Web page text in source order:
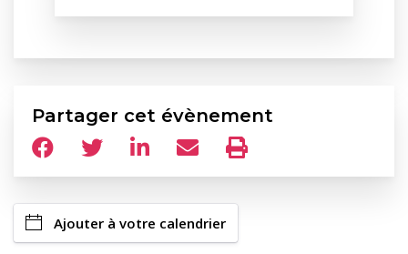
Partager cet évènement
Ajouter à votre calendrier